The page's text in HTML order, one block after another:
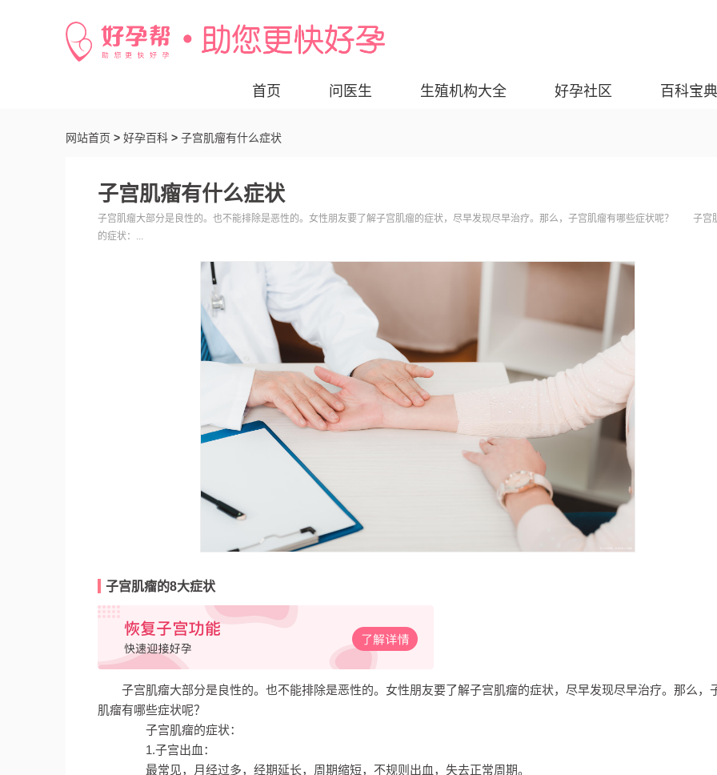
首页 问医生 生殖机构大全 好孕社区 百科宝典
网站首页 > 好孕百科 > 子宫肌瘤有什么症状
子宫肌瘤有什么症状
子宫肌瘤大部分是良性的。也不能排除是恶性的。女性朋友要了解子宫肌瘤的症状，尽早发现尽早治疗。那么，子宫肌瘤有哪些症状呢？ 子宫
的症状：...
子宫肌瘤的8大症状
子宫肌瘤大部分是良性的。也不能排除是恶性的。女性朋友要了解子宫肌瘤的症状，尽早发现尽早治疗。那么，
肌瘤有哪些症状呢？
子宫肌瘤的症状：
1.子宫出血：
最常见，月经过多，经期延长，周期缩短，不规则出血，失去正常周期。